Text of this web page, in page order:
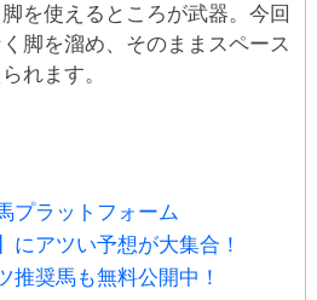
を使えるところが武器。今回
脚を溜め、そのままスペース
れます。
プラットフォーム
にアツい予想が大集合！
推奨馬も無料公開中！